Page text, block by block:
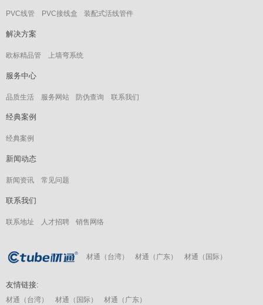
PVC线管 PVC接线盒 装配式活线管件
解决方案
欧标精品管 上墙弯系统
服务中心
品质生活 服务网站 防伪查询 联系我们
经典案例
经典案例
新闻动态
新闻资讯 常见问题
联系我们
联系地址 人才招聘 销售网络
材通（台湾） 材通（广东） 材通（国际）
友情链接:
材通（台湾） 材通（国际） 材通（广东）